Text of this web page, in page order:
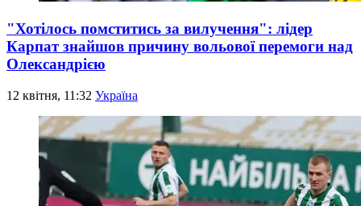
"Хотілось помститись за вилучення": лідер
Карпат знайшов причину вольової перемоги над
Олександрією
12 квітня, 11:32 Україна